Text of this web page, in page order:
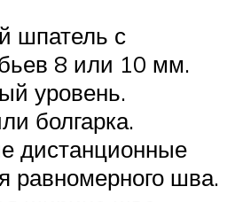
шпатель с
8 или 10 мм.
уровень.
болгарка.
дистанционные
равномерного шва.